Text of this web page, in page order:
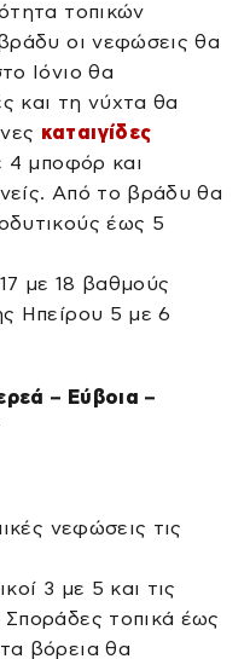
τοπικών
οι νεφώσεις θα
Ιόνιο θα
και τη νύχτα θα
καταιγίδες
4 μποφόρ και
Από το βράδυ θα
έως 5
με 18 βαθμούς
Ηπείρου 5 με 6
– Εύβοια –
νεφώσεις τις
3 με 5 και τις
τοπικά έως
βόρεια θα